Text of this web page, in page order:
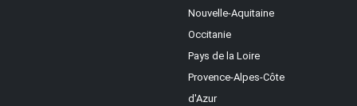
Nouvelle-Aquitaine
Occitanie
Pays de la Loire
Provence-Alpes-Côte
d'Azur